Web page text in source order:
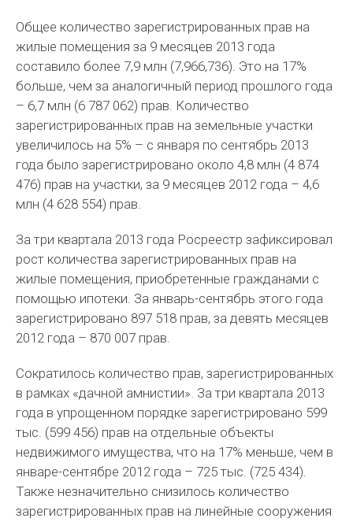
Общее количество зарегистрированных прав на
жилые помещения за 9 месяцев 2013 года
составило более 7,9 млн (7,966,736). Это на 17%
больше, чем за аналогичный период прошлого года
– 6,7 млн (6 787 062) прав. Количество
зарегистрированных прав на земельные участки
увеличилось на 5% – с января по сентябрь 2013
года было зарегистрировано около 4,8 млн (4 874
476) прав на участки, за 9 месяцев 2012 года – 4,6
млн (4 628 554) прав.
За три квартала 2013 года Росреестр зафиксировал
рост количества зарегистрированных прав на
жилые помещения, приобретенные гражданами с
помощью ипотеки. За январь-сентябрь этого года
зарегистрировано 897 518 прав, за девять месяцев
2012 года – 870 007 прав.
Сократилось количество прав, зарегистрированных
в рамках «дачной амнистии». За три квартала 2013
года в упрощенном порядке зарегистрировано 599
тыс. (599 456) прав на отдельные объекты
недвижимого имущества, что на 17% меньше, чем в
январе-сентябре 2012 года – 725 тыс. (725 434).
Также незначительно снизилось количество
зарегистрированных прав на линейные сооружения